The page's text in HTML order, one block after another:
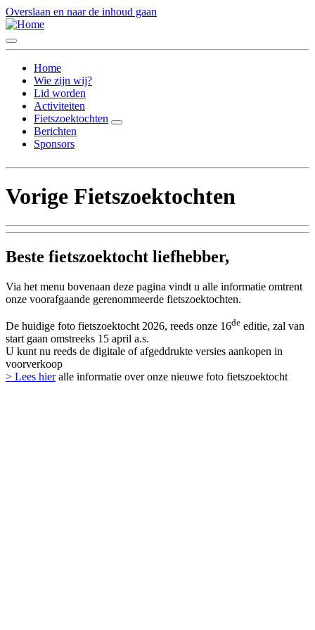
Overslaan en naar de inhoud gaan
Toggle
Home
Wie zijn wij?
Lid worden
Activiteiten
Fietszoektochten
Toggle
Berichten
Sponsors
Vorige Fietszoektochten
Beste fietszoektocht liefhebber,
Via het menu bovenaan deze pagina vindt u alle informatie omtrent
onze voorafgaande gerenommeerde fietszoektochten.
De huidige foto fietszoektocht 2026, reeds onze 16de editie, zal van
start gaan omstreeks 15 april a.s.
U kunt nu reeds de digitale of afgeddrukte versies aankopen in
voorverkoop
> Lees hieralle informatie over onze nieuwe foto fietszoektocht